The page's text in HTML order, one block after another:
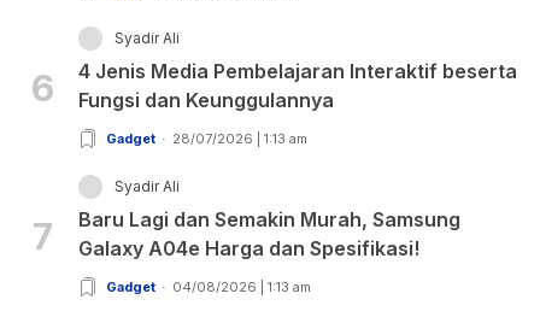
6
Syadir Ali
4 Jenis Media Pembelajaran Interaktif beserta
Fungsi dan Keunggulannya
Gadget 28/07/2026 | 1:13 am
7
Syadir Ali
Baru Lagi dan Semakin Murah, Samsung
Galaxy A04e Harga dan Spesifikasi!
Gadget 04/08/2026 | 1:13 am